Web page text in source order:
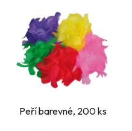
Peří barevné, 200 ks